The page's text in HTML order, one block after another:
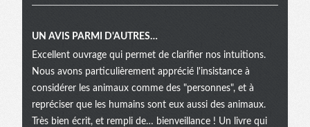
UN AVIS PARMI D'AUTRES…
Excellent ouvrage qui permet de clarifier nos intuitions.
Nous avons particulièrement apprécié l'insistance à
considérer les animaux comme des "personnes", et à
repréciser que les humains sont eux aussi des animaux.
Très bien écrit, et rempli de… bienveillance ! Un livre qui